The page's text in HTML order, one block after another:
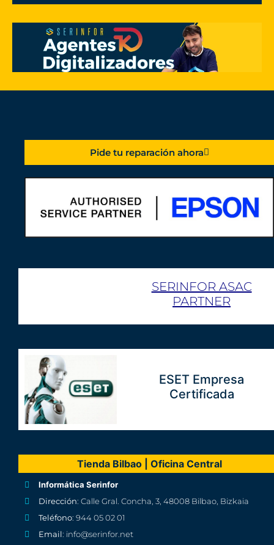
Pide tu reparación ahora
SERINFOR ASAC
PARTNER
ESET Empresa
Certificada
Tienda Bilbao | Oficina Central
Informática Serinfor
Dirección: Calle Gral. Concha, 3, 48008 Bilbao, Bizkaia
Teléfono: 944 05 02 01
Email: info@serinfor.net